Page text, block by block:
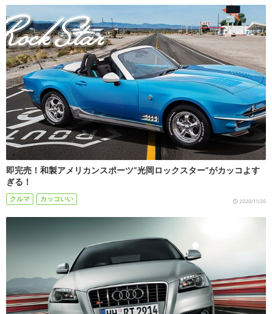
即完売！和製アメリカンスポーツ”光岡ロックスター”がカッコよす
ぎる！
クルマ カッコいい 2020/11/20